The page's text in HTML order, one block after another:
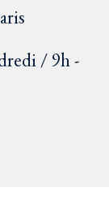
/ 9h -